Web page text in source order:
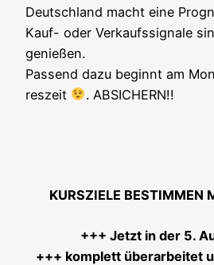
Deutsch­land macht eine
Kauf- oder Ver­kaufs­si­gna­le
genie­ßen.
Pas­send dazu beginnt am
res­zeit
. ABSICHERN!!
KURSZIELE BESTIMMEN
+++ Jetzt in der 5.
+++ kom­plett über­ar­bei­tet